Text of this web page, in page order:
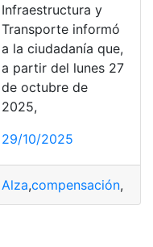
Infraestructura y
Transporte informó
a la ciudadanía que,
a partir del lunes 27
de octubre de
2025,
29/10/2025
Alza,compensación,